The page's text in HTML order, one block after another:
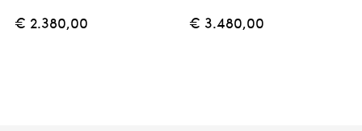
€ 2.380,00 € 3.480,00